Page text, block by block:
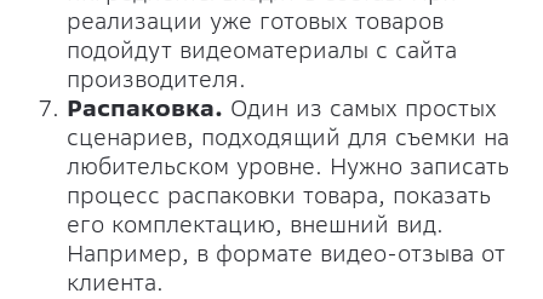
реализации уже готовых товаров
подойдут видеоматериалы с сайта
производителя.
Распаковка. Один из самых простых
сценариев, подходящий для съемки на
любительском уровне. Нужно записать
процесс распаковки товара, показать
его комплектацию, внешний вид.
Например, в формате видео-отзыва от
клиента.